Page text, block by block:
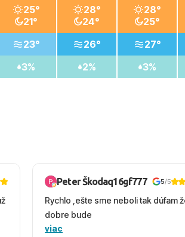
25°
21°
23°
3%
28°
24°
26°
2%
28°
25°
27°
3%
Peter Škodaq16gf777 5/5
Rychlo ,ešte sme neboli tak dúfam
dobre bude
viac